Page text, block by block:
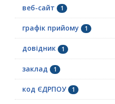
веб-сайт 1
графік прийому 1
довідник 1
заклад 1
код ЄДРПОУ 1